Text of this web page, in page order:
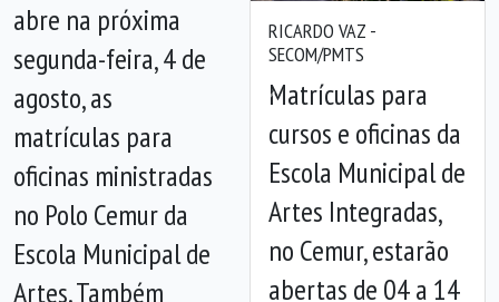
RICARDO VAZ -
SECOM/PMTS
Matrículas para
cursos e oficinas da
Escola Municipal de
Artes Integradas,
no Cemur, estarão
abertas de 04 a 14
abre na próxima
segunda-feira, 4 de
agosto, as
matrículas para
oficinas ministradas
no Polo Cemur da
Escola Municipal de
Artes. Também